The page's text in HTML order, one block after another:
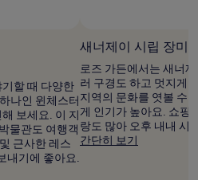
할 때 다양한
나인 윈체스터
보세요. 이 지
물관도 여행객
근사한 레스
내기에 좋아요.
새너제이 시립 장미
로즈 가든에서는 새너
러 구경도 하고 멋지게
지역의 문화를 엿볼 수
게 인기가 높아요. 쇼핑
랑도 많아 오후 내내 시
간단히 보기